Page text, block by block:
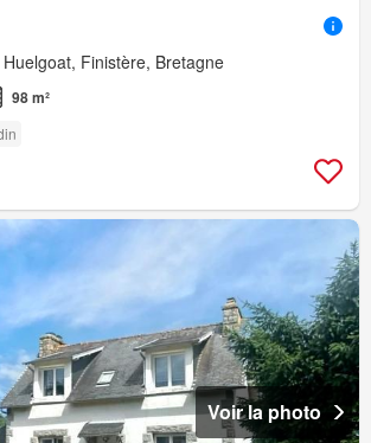
Finistère, Bretagne
98 m²
Voir la photo